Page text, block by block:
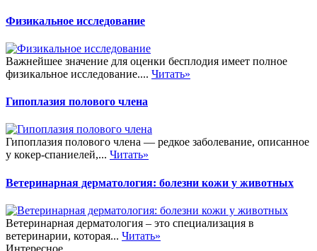
Физикальное исследование
Важнейшее значение для оценки бесплодия имеет полное
физикальное исследование.... Читать»
Гипоплазия полового члена
Гипоплазия полового члена — редкое заболевание, описанное
у кокер-спаниелей,... Читать»
Ветеринарная дерматология: болезни кожи у животных
Ветеринарная дерматология – это специализация в
ветеринарии, которая... Читать»
Интересное